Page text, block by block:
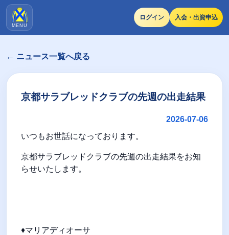
MENU
ログイン 入会・出資申込
← ニュース一覧へ戻る
京都サラブレッドクラブの先週の出走結果
2026-07-06
いつもお世話になっております。
京都サラブレッドクラブの先週の出走結果をお知
らせいたします。
♦マリアディオーサ